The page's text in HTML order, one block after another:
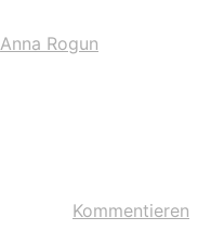
Anna Rogun
Kommentieren